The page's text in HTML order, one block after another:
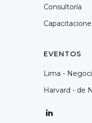
Consultoría
EVENTOS
Lima -
Harvard - de